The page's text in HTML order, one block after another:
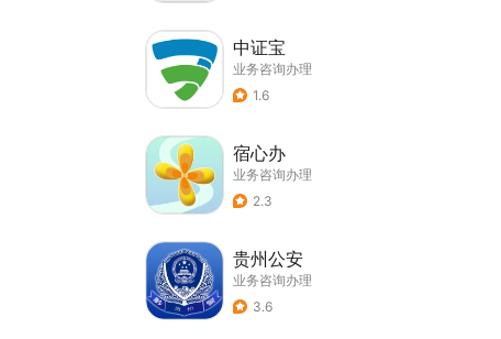
中证宝
业务咨询办理
1.6
宿心办
业务咨询办理
2.3
贵州公安
业务咨询办理
3.6